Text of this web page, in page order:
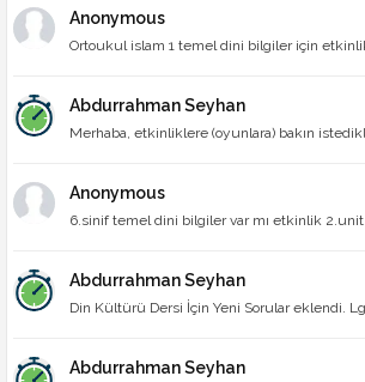
Anonymous
Ortoukul islam 1 temel dini bilgiler için
Abdurrahman Seyhan
Merhaba, etkinliklere (oyunlara) bakın
Anonymous
6.sinif temel dini bilgiler var mı etkinlik
Abdurrahman Seyhan
Din Kültürü Dersi İçin Yeni Sorular eklendi.
Abdurrahman Seyhan